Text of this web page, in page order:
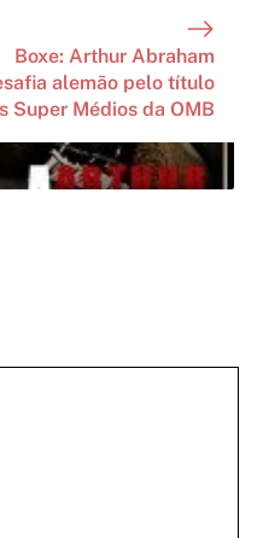
Boxe: Arthur Abraham
alemão pelo título
Super Médios da OMB